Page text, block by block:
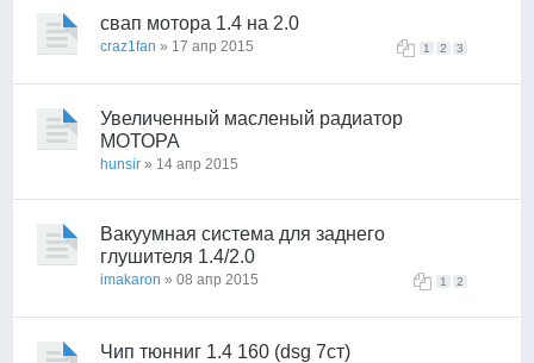
свап мотора 1.4 на 2.0
1 2 3
craz1fan » 17 апр 2015
Увеличенный масленый радиатор
МОТОРА
hunsir » 14 апр 2015
Вакуумная система для заднего
глушителя 1.4/2.0
1 2
imakaron » 08 апр 2015
Чип тюнниг 1.4 160 (dsg 7ст)